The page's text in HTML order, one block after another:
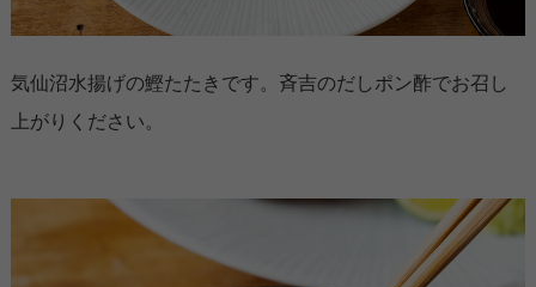
気仙沼水揚げの鰹たたきです。斉吉のだしポン酢でお召し
上がりください。